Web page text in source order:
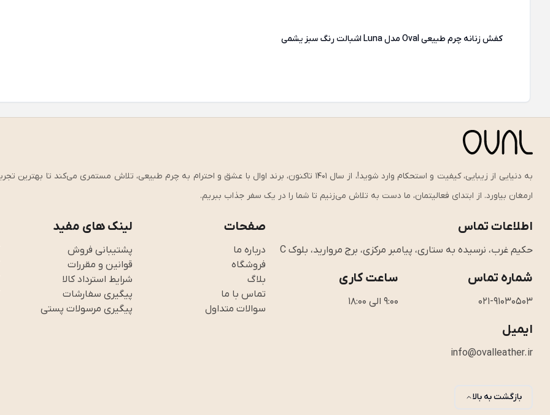
کفش زنانه چرم طبیعی Oval مدل Luna اشبالت رنگ سبز یشمی
به دنیایی از زیبایی، کیفیت و استحکام وارد شوید!، از سال ۱۴۰۱ تاکنون، برند اوال با عشق و احترام به چرم طبیعی، تلاش مستمری می‌کند تا
ارمغان بیاورد. از ابتدای فعالیتمان، ما دست به تلاش می‌زنیم تا شما را در یک سفر جذاب ببریم.
اطلاعات تماس
حکیم غرب، نرسیده به ستاری، پیامبر مرکزی، برج مروارید، بلوک C
شماره تماس
021-91030503
ساعت کاری
9:00 الی 18:00
ایمیل
info@ovalleather.ir
صفحات
درباره ما
فروشگاه
بلاگ
تماس با ما
سوالات متداول
لینک های مفید
پشتیبانی فروش
قوانین و مقررات
شرایط استرداد کالا
پیگیری سفارشات
پیگیری مرسولات پستی
بازگشت به بالا